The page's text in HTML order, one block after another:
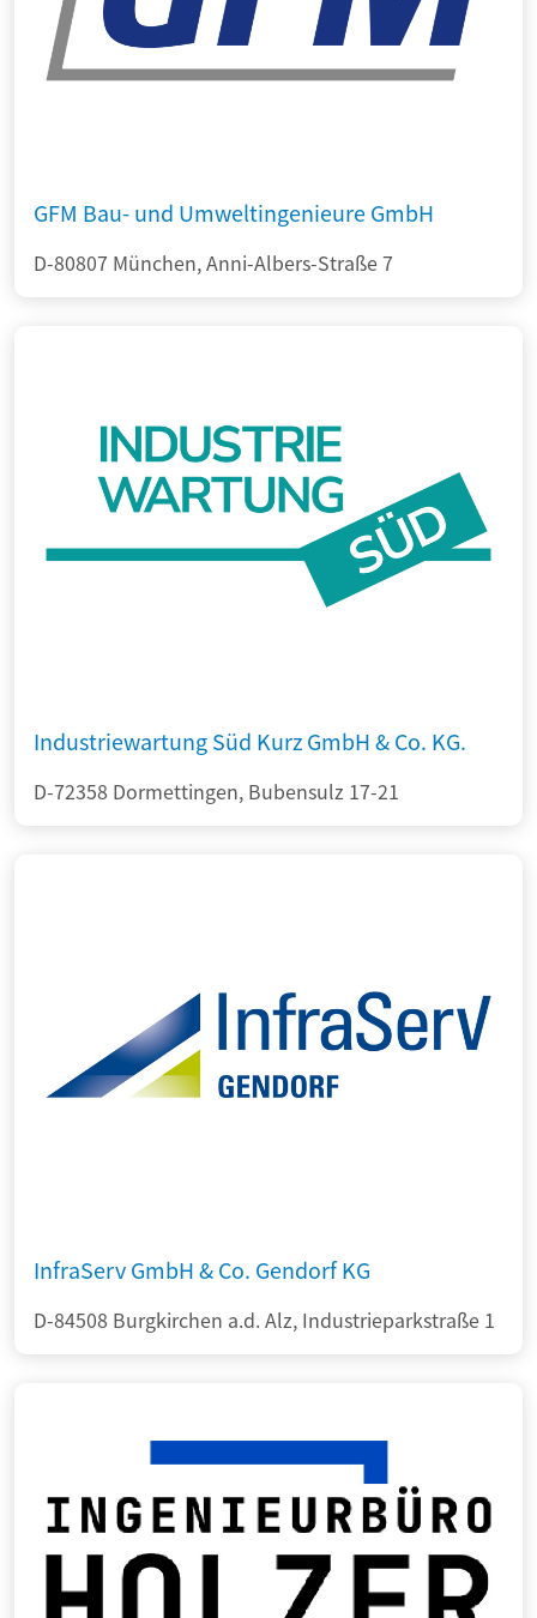
GFM Bau- und Umweltingenieure GmbH
D-80807 München, Anni-Albers-Straße 7
Industriewartung Süd Kurz GmbH & Co. KG.
D-72358 Dormettingen, Bubensulz 17-21
InfraServ GmbH & Co. Gendorf KG
D-84508 Burgkirchen a.d. Alz, Industrieparkstraße 1